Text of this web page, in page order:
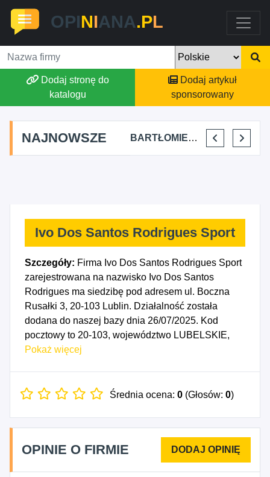
OPINIANA.PL
Dodaj stronę do
katalogu
Dodaj artykuł
sponsorowany
NAJNOWSZE
FJK-IT FILIP SZYMAŃSKI BARTŁOMIEJ DYLIK CLOUDY AFFAIRS INTERNATIONAL KRYSTIAN PISULA
Ivo Dos Santos Rodrigues Sport
Szczegóły: Firma Ivo Dos Santos Rodrigues Sport
zarejestrowana na nazwisko Ivo Dos Santos
Rodrigues ma siedzibę pod adresem ul. Boczna
Rusałki 3, 20-103 Lublin. Działalność została
dodana do naszej bazy dnia 26/07/2025. Kod
pocztowy to 20-103, województwo LUBELSKIE,
powiat Lublin. Numer Identyfikacji Podatkowej NIP
542288079. Data rozpoczęcia działalności
działalność związana ze sportem.
Pokaż więcej
Średnia ocena: 0 (Głosów: 0)
OPINIE O FIRMIE